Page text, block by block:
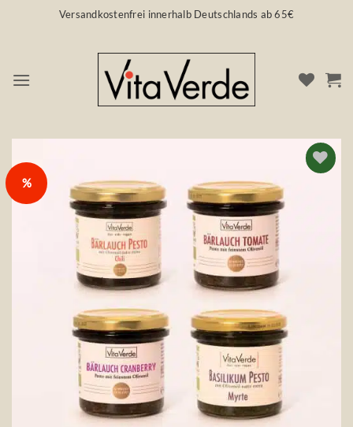
Versandkostenfrei innerhalb Deutschlands ab 65€
%
Wunschliste